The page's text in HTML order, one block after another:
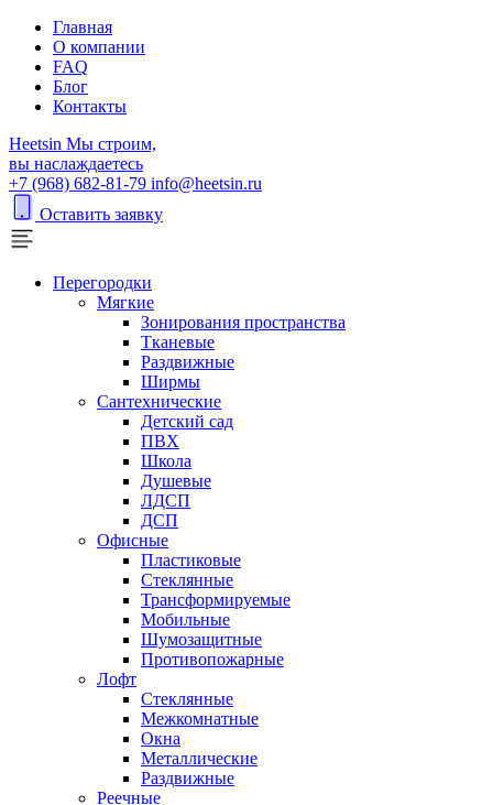
Главная
О компании
FAQ
Блог
Контакты
Heetsin Мы строим,
вы наслаждаетесь
+7 (968) 682-81-79 info@heetsin.ru
Оставить заявку
Перегородки
Мягкие
Зонирования пространства
Тканевые
Раздвижные
Ширмы
Сантехнические
Детский сад
ПВХ
Школа
Душевые
ЛДСП
ДСП
Офисные
Пластиковые
Стеклянные
Трансформируемые
Мобильные
Шумозащитные
Противопожарные
Лофт
Стеклянные
Межкомнатные
Окна
Металлические
Раздвижные
Реечные